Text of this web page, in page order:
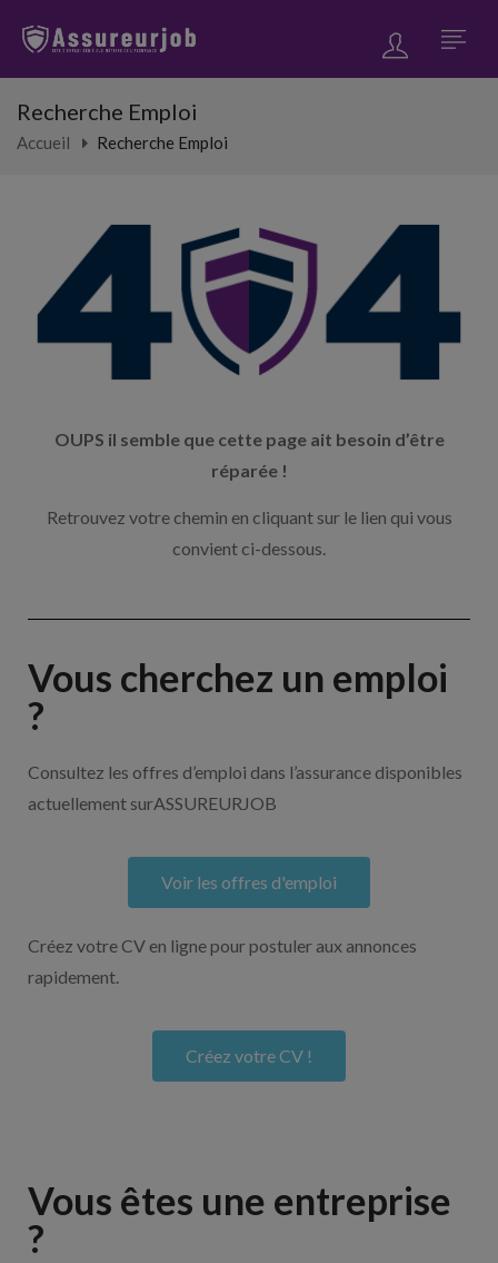
Recherche Emploi
Accueil Recherche Emploi
OUPS il semble que cette page ait besoin d’être
réparée !
Retrouvez votre chemin en cliquant sur le lien qui vous
convient ci-dessous.
Vous cherchez un emploi
?
Consultez les offres d’emploi dans l’assurance disponibles
actuellement surASSUREURJOB
Voir les offres d'emploi
Créez votre CV en ligne pour postuler aux annonces
rapidement.
Créez votre CV !
Vous êtes une entreprise
?